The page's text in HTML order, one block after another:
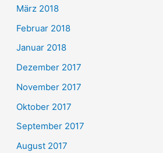
März 2018
Februar 2018
Januar 2018
Dezember 2017
November 2017
Oktober 2017
September 2017
August 2017